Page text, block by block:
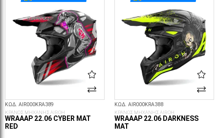
ΚΩΔ. AIR000KRA389
ΚΡΑΝΟΣ ΜΗΧΑΝΗΣ AIROH
WRAAAP 22.06 CYBER MAT
RED
ΚΩΔ. AIR000KRA388
ΚΡΑΝΟΣ ΜΗΧΑΝΗΣ AIROH
WRAAAP 22.06 DARKNESS
MAT